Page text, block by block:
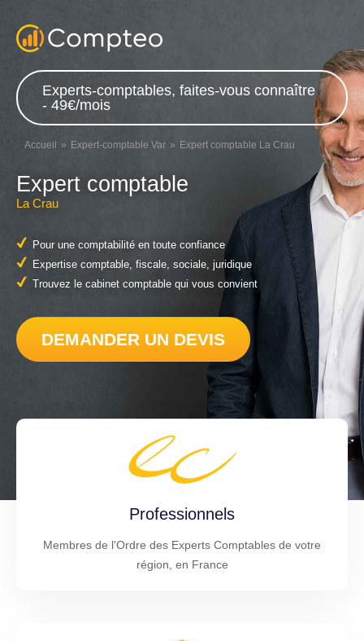
Experts-comptables, faites-vous connaître
- 49€/mois
Accueil Expert-comptable Var Expert comptable La Crau
Expert comptable
La Crau
Pour une comptabilité en toute confiance
Expertise comptable, fiscale, sociale, juridique
Trouvez le cabinet comptable qui vous convient
DEMANDER UN DEVIS
Professionnels
Membres de l'Ordre des Experts Comptables de votre
région, en France